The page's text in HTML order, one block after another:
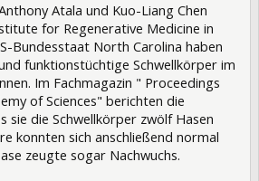
Atala und Kuo-Liang Chen
for Regenerative Medicine in
Bundesstaat North Carolina haben
funktionstüchtige Schwellkörper im
Im Fachmagazin " Proceedings
of Sciences" berichten die
sie die Schwellkörper zwölf Hasen
konnten sich anschließend normal
zeugte sogar Nachwuchs.